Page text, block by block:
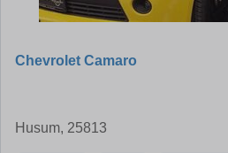
Chevrolet Camaro
Husum, 25813